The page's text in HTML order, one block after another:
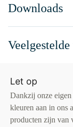
Downloads
Let op
Dankzij onze
kleuren aan in ons
producten zijn van